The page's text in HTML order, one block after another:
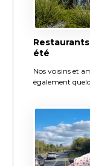
été
Nos voisins et
également